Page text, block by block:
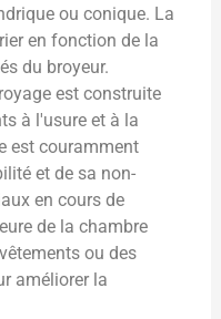
ou conique. La
en fonction de la
du broyeur.
est construite
à l'usure et à la
est couramment
et de sa non-
en cours de
de la chambre
ou des
améliorer la